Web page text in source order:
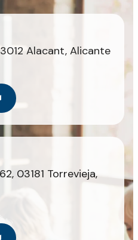
Alacant, Alicante
03181 Torrevieja,